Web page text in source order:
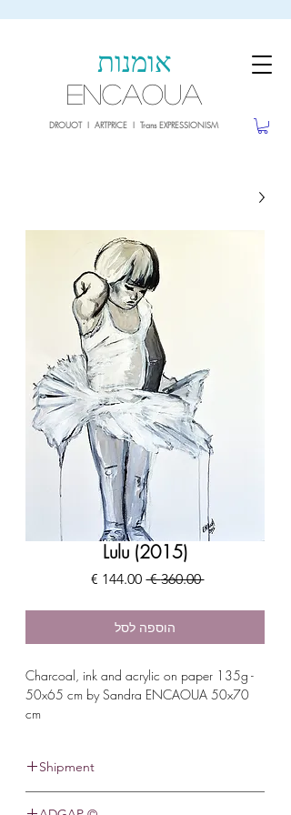
אומנות
ENCAOUA
DROUOT I ARTPRICE I Trans EXPRESSIONISM
Lulu (2015)
‏360.00 ‏€
מחיר
‏144.00 ‏€
מחיר
הוספה לסל
Charcoal, ink and acrylic on paper 135g -
50x65 cm by Sandra ENCAOUA 50x70
cm
Shipment